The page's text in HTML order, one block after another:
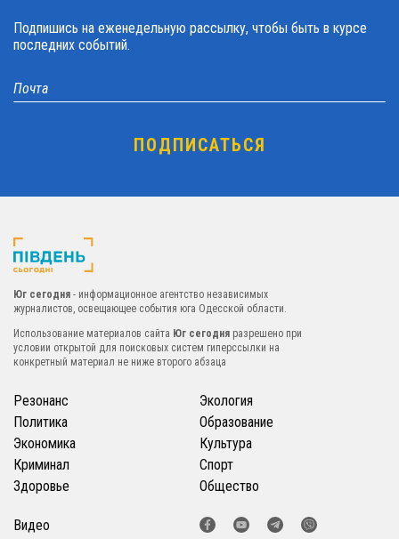
Подпишись на еженедельную рассылку, чтобы быть в курсе
последних событий.
Юг сегодня - информационное агентство независимых
журналистов, освещающее события юга Одесской области.
Использование материалов сайта Юг сегодня разрешено при
условии открытой для поисковых систем гиперссылки на
конкретный материал не ниже второго абзаца
Резонанс
Политика
Экономика
Криминал
Здоровье
Экология
Образование
Культура
Спорт
Общество
Видео